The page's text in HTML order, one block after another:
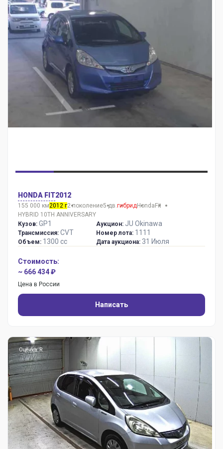
HONDA FIT2012
155 000 км2012 г2 поколение5 дв.гибридHonda Fit
HYBRID 10TH ANNIVERSARY
Кузов: GP1
Трансмиссия: CVT
Объем: 1300 сс
Аукцион: JU Okinawa
Номер лота: 1111
Дата аукциона: 31 Июля
Стоимость:
~ 666 434 ₽
Цена в России
Написать
Оценка: R